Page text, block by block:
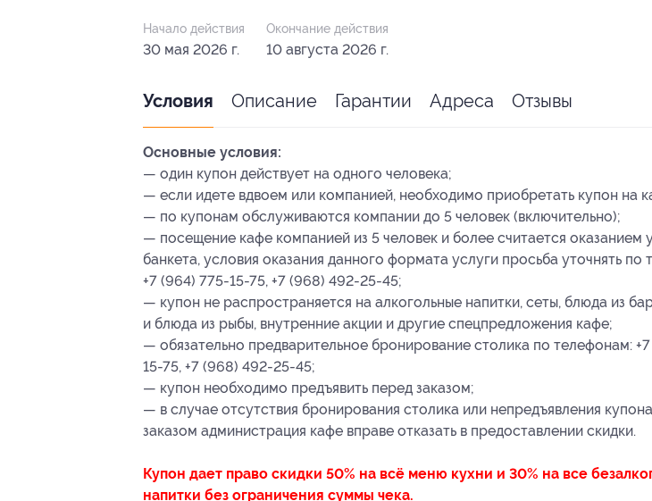
Начало действия
30 мая 2026 г.
Окончание действия
10 августа 2026 г.
Условия Описание Гарантии Адреса Отзывы
Основные условия:
— один купон действует на одного человека;
— если идете вдвоем или компанией, необходимо приобретать купон на
— по купонам обслуживаются компании до 5 человек (включительно);
— посещение кафе компанией из 5 человек и более считается оказанием
банкета, условия оказания данного формата услуги просьба уточнять по
+7 (964) 775-15-75, +7 (968) 492-25-45;
— купон не распространяется на алкогольные напитки, сеты, блюда из
и блюда из рыбы, внутренние акции и другие спецпредложения кафе;
— обязательно предварительное бронирование столика по телефонам:
15-75, +7 (968) 492-25-45;
— купон необходимо предъявить перед заказом;
— в случае отсутствия бронирования столика или непредъявления
заказом администрация кафе вправе отказать в предоставлении скидки.
Купон дает право скидки 50% на всё меню кухни и 30% на все
напитки без ограничения суммы чека.